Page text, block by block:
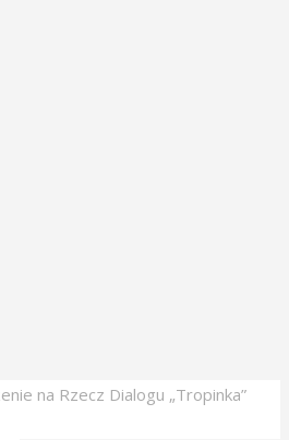
na Rzecz Dialogu „Tropinka”